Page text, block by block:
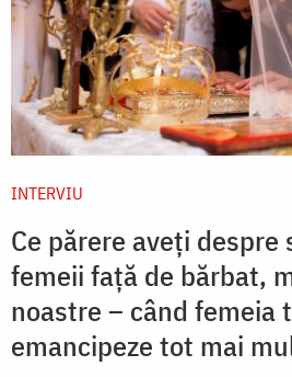
INTERVIU
Ce părere aveți despre
femeii față de bărbat,
noastre – când femeia
emancipeze tot mai